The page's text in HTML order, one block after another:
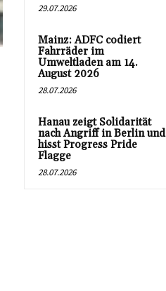
29.07.2026
Mainz: ADFC codiert
Fahrräder im
Umweltladen am 14.
August 2026
28.07.2026
Hanau zeigt Solidarität
nach Angriff in Berlin und
hisst Progress Pride
Flagge
28.07.2026